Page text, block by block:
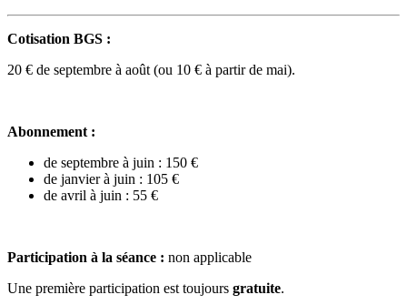
Cotisation BGS :
20 € de septembre à août (ou 10 € à partir de mai).
Abonnement :
de septembre à juin : 150 €
de janvier à juin : 105 €
de avril à juin : 55 €
Participation à la séance : non applicable
Une première participation est toujours gratuite.